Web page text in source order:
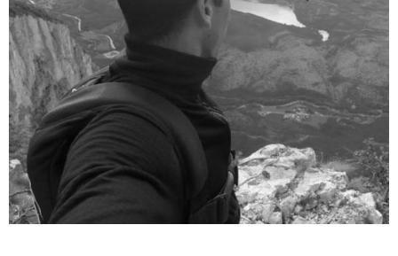
TRIATLHON – MARATHON
Aventures "Rien que du bonheur"